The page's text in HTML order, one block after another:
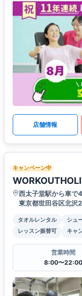
店舗情報
キャンペーン中
西太子堂駅から車で
東京都世田谷区北沢
タオルレンタル シュ
レッスン振替可
キャ
営業時間
8:00〜22:00